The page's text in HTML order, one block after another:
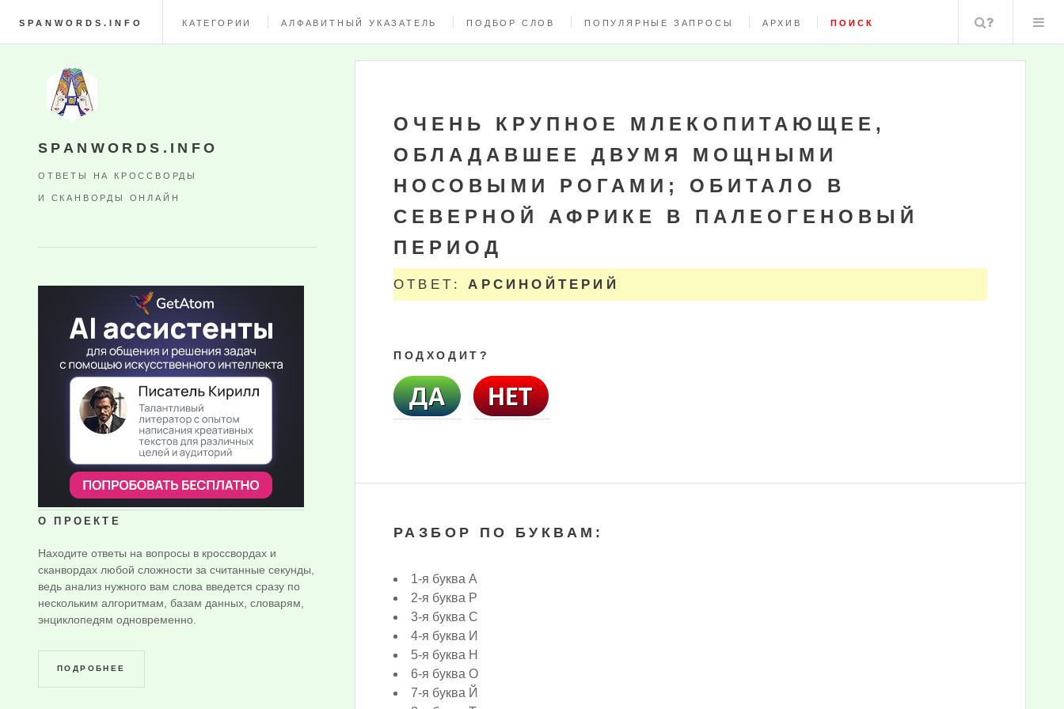
SPANWORDS.INFO КАТЕГОРИИ АЛФАВИТНЫЙ УКАЗАТЕЛЬ ПОДБОР СЛОВ ПОПУЛЯРНЫЕ ЗАПРОСЫ АРХИВ ПОИСК Поиск
ОЧЕНЬ КРУПНОЕ МЛЕКОПИТАЮЩЕЕ,
ОБЛАДАВШЕЕ ДВУМЯ МОЩНЫМИ
НОСОВЫМИ РОГАМИ; ОБИТАЛО В
СЕВЕРНОЙ АФРИКЕ В ПАЛЕОГЕНОВЫЙ
ПЕРИОД
ОТВЕТ:АРСИНОЙТЕРИЙ
ПОДХОДИТ?
РАЗБОР ПО БУКВАМ:
1-я буква А
2-я буква Р
3-я буква С
4-я буква И
5-я буква Н
6-я буква О
7-я буква Й
SPANWORDS.INFO
ОТВЕТЫ НА КРОССВОРДЫ
И СКАНВОРДЫ ОНЛАЙН
О ПРОЕКТЕ
Находите ответы на вопросы в кроссвордах и
сканвордах любой сложности за считанные секунды,
ведь анализ нужного вам слова введется сразу по
нескольким алгоритмам, базам данных, словарям,
энциклопедям одновременно.
ПОДРОБНЕЕ